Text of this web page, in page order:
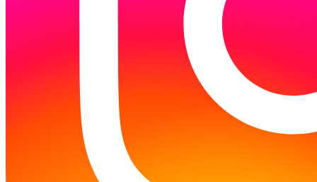
odkrywały, co można robić w bibliotece i
przeglądały książki wypożyczone specjalnie na
Na zakończenie wspólnie bawiliśmy się w
zagadki o zwierzątkach – śmiechu i radości
było co niemiara! W spotkaniu wzięły udział
obie grupy, łącznie czytałyśmy dla ponad
czterdziestu maluchów.